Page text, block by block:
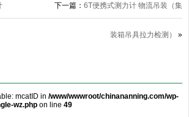
下一篇： 6T便携式测力计 物流吊装（集
装箱吊具拉力检测） »
mcatID in /www/wwwroot/chinananning.com/wp-
wz.php on line 49